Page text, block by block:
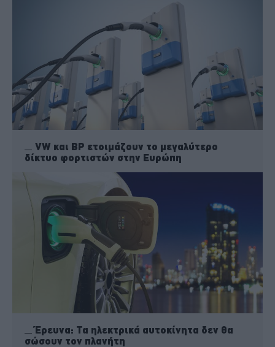
VW και BP ετοιμάζουν το μεγαλύτερο
δίκτυο φορτιστών στην Ευρώπη
Έρευνα: Τα ηλεκτρικά αυτοκίνητα δεν θα
σώσουν τον πλανήτη